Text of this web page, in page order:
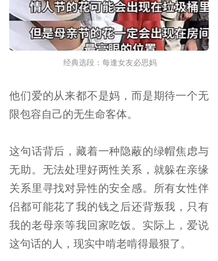
经典选段：每逢女友必思妈
他们爱的从来都不是妈，而是期待一个无
限包容自己的无生命客体。
这句话背后，藏着一种隐蔽的绿帽焦虑与
无助。无法处理好两性关系，就躲在亲缘
关系里寻找对异性的安全感。所有女性伴
侣都可能花了我的钱之后还背叛我，只有
我的老母亲等我回家吃饭。实际上，爱说
这句话的人，现实中啃老啃得最狠了。